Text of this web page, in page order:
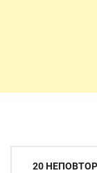
Навигация
20